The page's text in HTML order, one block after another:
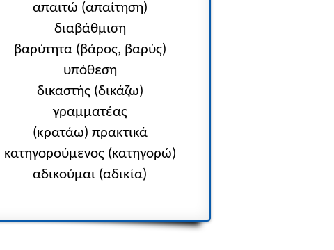
απαιτώ (απαίτηση)
διαβάθμιση
βαρύτητα (βάρος, βαρύς)
υπόθεση
δικαστής (δικάζω)
γραμματέας
(κρατάω) πρακτικά
κατηγορούμενος (κατηγορώ)
αδικούμαι (αδικία)